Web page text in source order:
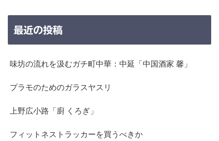
最近の投稿
味坊の流れを汲むガチ町中華：中延「中国酒家 馨」
プラモのためのガラスヤスリ
上野広小路「廚 くろぎ」
フィットネストラッカーを買うべきか